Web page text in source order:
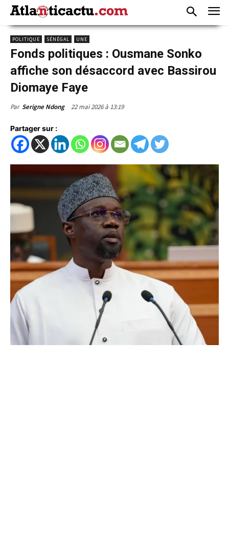
POLITIQUE SÉNÉGAL UNE
Fonds politiques : Ousmane Sonko
affiche son désaccord avec Bassirou
Diomaye Faye
Par Serigne Ndong 22 mai 2026 à 13:19
Partager sur :